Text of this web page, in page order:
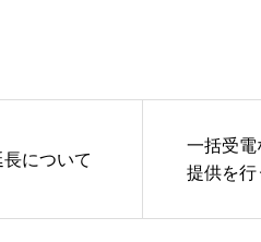
について
一括受
提供を